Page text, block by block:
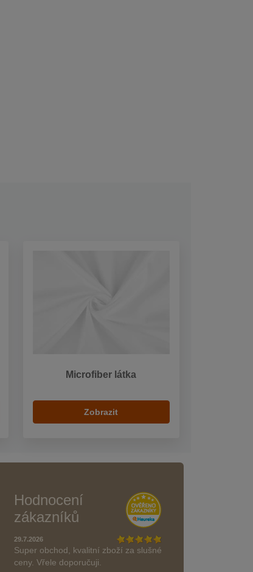
Microfiber látka
Zobrazit
Hodnocení
zákazníků
29.7.2026
Super obchod, kvalitní zboží za slušné
ceny. Vřele doporučuji.